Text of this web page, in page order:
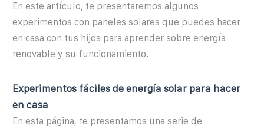
En este artículo, te presentaremos algunos
experimentos con paneles solares que puedes hacer
en casa con tus hijos para aprender sobre energía
renovable y su funcionamiento.
Experimentos fáciles de energía solar para hacer
en casa
En esta página, te presentamos una serie de